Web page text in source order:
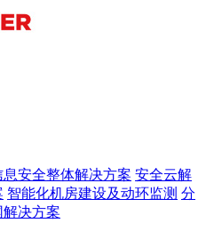
息安全整体解决方案 安全云解
智能化机房建设及动环监测 分
决方案